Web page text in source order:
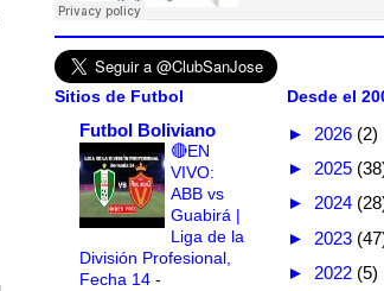
Sitios de Futbol
Futbol Boliviano
🔴EN
VIVO:
ABB vs
Guabirá |
Liga de la
División Profesional,
Fecha 14 -
Desde el
► 2026 (2)
► 2025
► 2024
► 2023
► 2022 (5)